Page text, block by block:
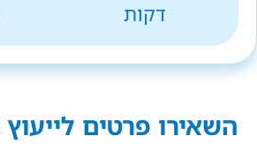
דקות
השאירו פרטים